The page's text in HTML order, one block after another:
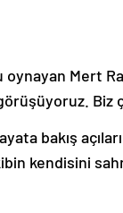
oynayan Mert
Biz
bakış
kendisini